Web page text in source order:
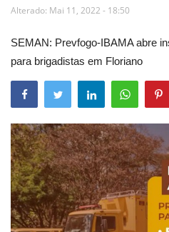
Mural de Licitações
Notícias
Vídeos
Webmail
Contato
Alterado: Mai 11, 2022 - 18:50
SEMAN: Prevfogo-IBAMA abre
para brigadistas em Floriano